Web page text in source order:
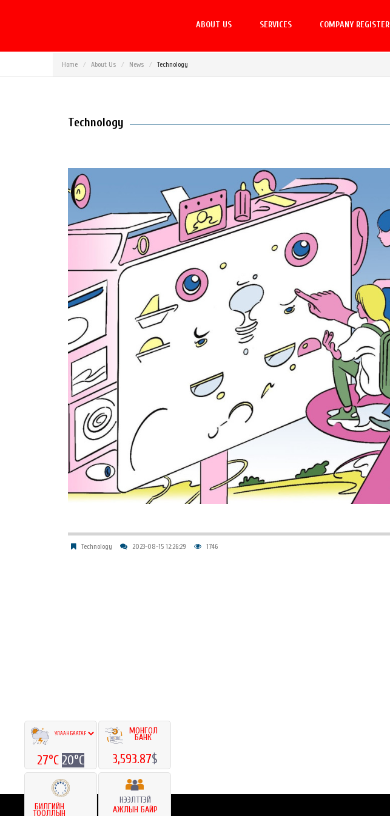
ABOUT US SERVICES COMPANY REGISTER
Home About Us News Technology
Technology
Technology 2023-08-15 12:26:29 1746
27°C 20°C
МОНГОЛ
БАНК
3,593.87$
БИЛГИЙН
ТООЛЛЫН
НЭЭЛТТЭЙ
АЖЛЫН БАЙР